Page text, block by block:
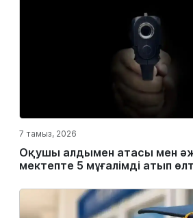
7 тамыз, 2026
Оқушы алдымен атасы мен
мектепте 5 мұғалімді атып